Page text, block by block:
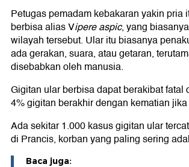
Petugas pemadam kebakaran yakin pria
berbisa alias Vipere aspic, yang
wilayah tersebut. Ular itu biasanya
ada gerakan, suara, atau getaran,
disebabkan oleh manusia.
Gigitan ular berbisa dapat berakibat fatal
4% gigitan berakhir dengan kematian
Ada sekitar 1.000 kasus gigitan ular
di Prancis, korban yang paling sering
Baca juga: